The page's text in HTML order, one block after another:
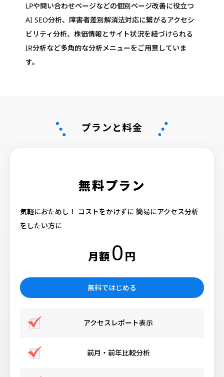
LPや問い合わせページなどの個別ページ改善に役立つ
AI SEO分析、障害者差別解消法対応に繋がるアクセシ
ビリティ分析、株価情報とサイト状況を紐づけられる
IR分析など多角的な分析メニューをご用意していま
す。
プランと料金
無料プラン
気軽におためし！ コストをかけずに 簡易にアクセス分析
をしたい方に
月額 0 円
無料ではじめる
アクセスレポート表示
前月・前年比較分析